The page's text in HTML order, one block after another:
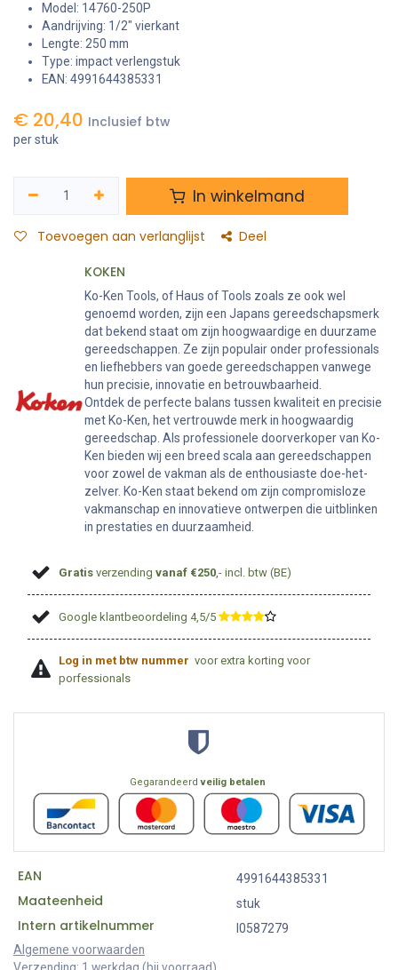
Model: 14760-250P
Aandrijving: 1/2" vierkant
Lengte: 250 mm
Type: impact verlengstuk
EAN: 4991644385331
€ 20,40 Inclusief btw
per stuk
In winkelmand
Toevoegen aan verlanglijst Deel
KOKEN
Ko-Ken Tools, of Haus of Tools zoals ze ook wel
genoemd worden, zijn een Japans gereedschapsmerk
dat bekend staat om zijn hoogwaardige en duurzame
gereedschappen. Ze zijn populair onder professionals
en liefhebbers van goede gereedschappen vanwege
hun precisie, innovatie en betrouwbaarheid.
Ontdek de perfecte balans tussen kwaliteit en precisie
met Ko-Ken, het vertrouwde merk in hoogwaardig
gereedschap. Als professionele doorverkoper van Ko-
Ken bieden wij een breed scala aan gereedschappen
voor zowel de vakman als de enthousiaste doe-het-
zelver. Ko-Ken staat bekend om zijn compromisloze
vakmanschap en innovatieve ontwerpen die uitblinken
in prestaties en duurzaamheid.
Gratis verzendingvanaf €250 ,- incl. btw (BE)
Google klantbeoordeling 4,5/5 ​
Log in met btw nummer voor extra korting voor
porfessionals
Gegarandeerdveilig betalen
EAN 4991644385331
Maateenheid stuk
Intern artikelnummer
I0587279
Algemene voorwaarden
Verzending: 1 werkdag (bij voorraad)